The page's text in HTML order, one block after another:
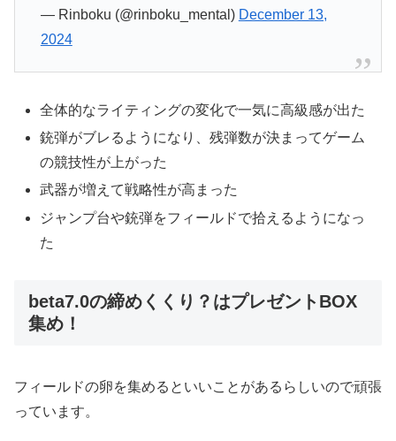
— Rinboku (@rinboku_mental) December 13,
2024
全体的なライティングの変化で一気に高級感が出た
銃弾がブレるようになり、残弾数が決まってゲーム
の競技性が上がった
武器が増えて戦略性が高まった
ジャンプ台や銃弾をフィールドで拾えるようになっ
た
beta7.0の締めくくり？はプレゼントBOX
集め！
フィールドの卵を集めるといいことがあるらしいので頑張
っています。